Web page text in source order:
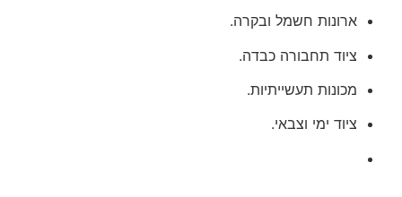
ארונות חשמל ובקרה.
ציוד תחבורה כבדה.
מכונות תעשייתיות.
ציוד ימי וצבאי.